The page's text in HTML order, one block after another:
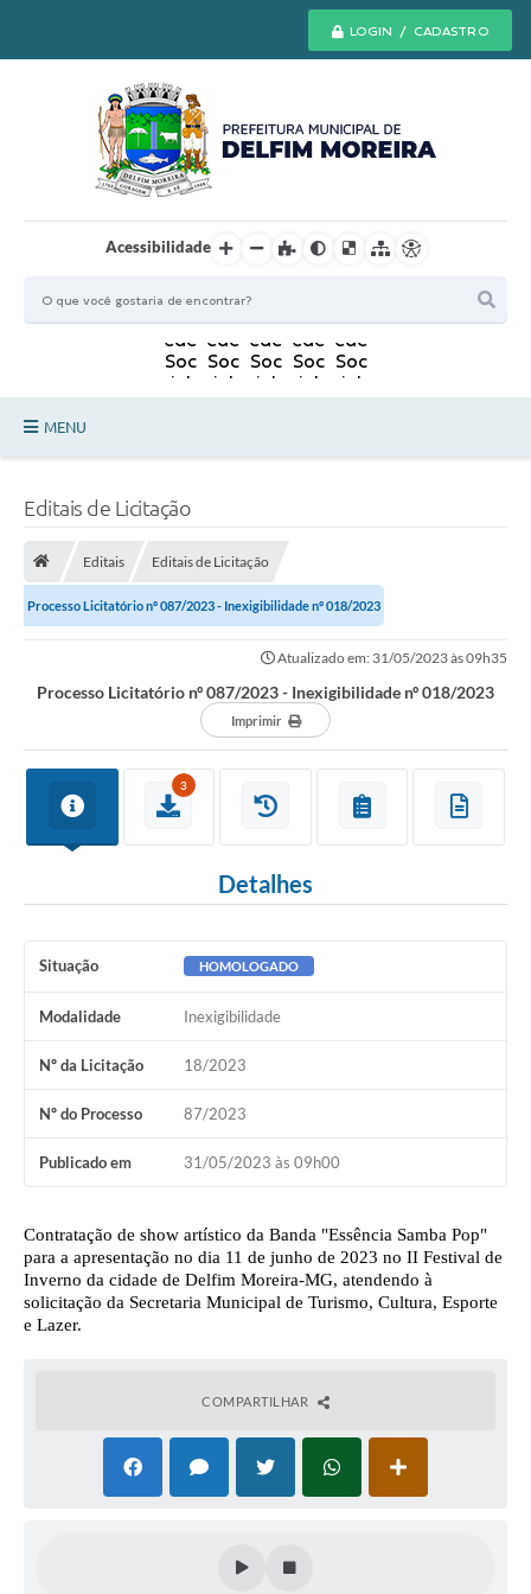
LOGIN / CADASTRO
Acessibilidade
MENU
Defesa Civil
AQUI TEM SEBRAE
DOCUMENTOS
Cultura
Meio Ambiente
Conheça Delfim Moreira
JORNADA DO PATRIMÔNIO
Arquivos para Download
Links
Contratos
Editais de Licitação
Editais Editais de Licitação
Processo Licitatório nº 087/2023 - Inexigibilidade nº 018/2023
Atualizado em: 31/05/2023 às 09h35
Processo Licitatório nº 087/2023 - Inexigibilidade nº 018/2023
Imprimir
3
Detalhes
Situação HOMOLOGADO
Modalidade Inexigibilidade
Nº da Licitação 18/2023
Nº do Processo 87/2023
Publicado em 31/05/2023 às 09h00
Contratação de show artístico da Banda "Essência Samba Pop"
para a apresentação no dia 11 de junho de 2023 no II Festival de
Inverno da cidade de Delfim Moreira-MG, atendendo à
solicitação da Secretaria Municipal de Turismo, Cultura, Esporte
e Lazer.
COMPARTILHAR